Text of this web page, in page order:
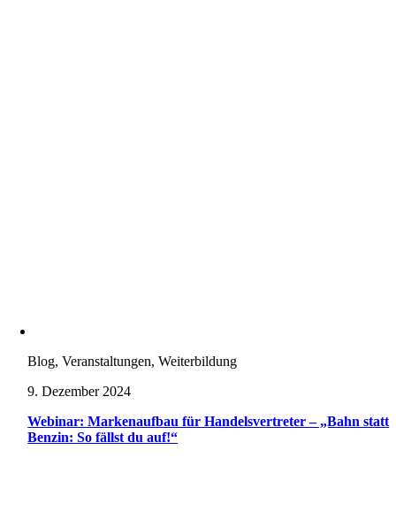
Blog, Veranstaltungen, Weiterbildung
9. Dezember 2024
Webinar: Markenaufbau für Handelsvertreter – „Bahn statt
Benzin: So fällst du auf!“